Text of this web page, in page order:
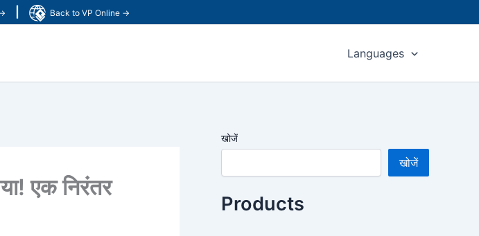
Back to VP Online →
Languages
एक निरंतर
खोजें
खोजें
Products